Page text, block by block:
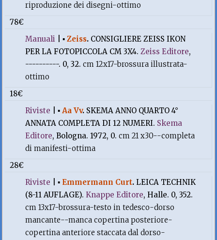
riproduzione dei disegni-ottimo
78€
Manuali |▪Zeiss. CONSIGLIERE ZEISS IKON
PER LA FOTOPICCOLA CM 3X4.Zeiss Editore,
----------. 0, 32.cm 12x17-brossura illustrata-
ottimo
18€
Riviste |▪Aa Vv. SKEMA ANNO QUARTO 4°
ANNATA COMPLETA DI 12 NUMERI. Skema
Editore, Bologna. 1972, 0.cm 21 x30--completa
di manifesti-ottima
28€
Riviste |▪ Emmermann Curt.LEICA TECHNIK
(8-11 AUFLAGE).Knappe Editore, Halle. 0, 352.
cm 13x17-brossura-testo in tedesco-dorso
mancante--manca copertina posteriore-
copertina anteriore staccata dal dorso-